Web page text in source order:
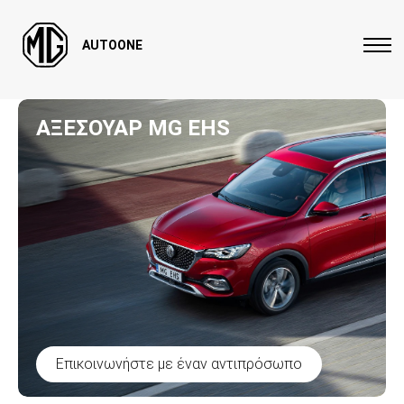
AUTOONE
ΑΞΕΣΟΥΑΡ MG EHS
Επικοινωνήστε με έναν αντιπρόσωπο